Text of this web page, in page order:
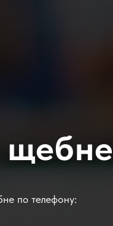
щебне
по телефону: